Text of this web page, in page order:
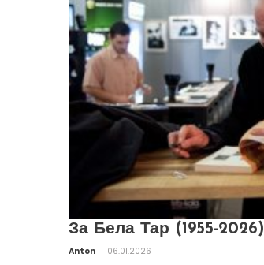
За Бела Тар (1955-2026)
Anton 06.01.2026